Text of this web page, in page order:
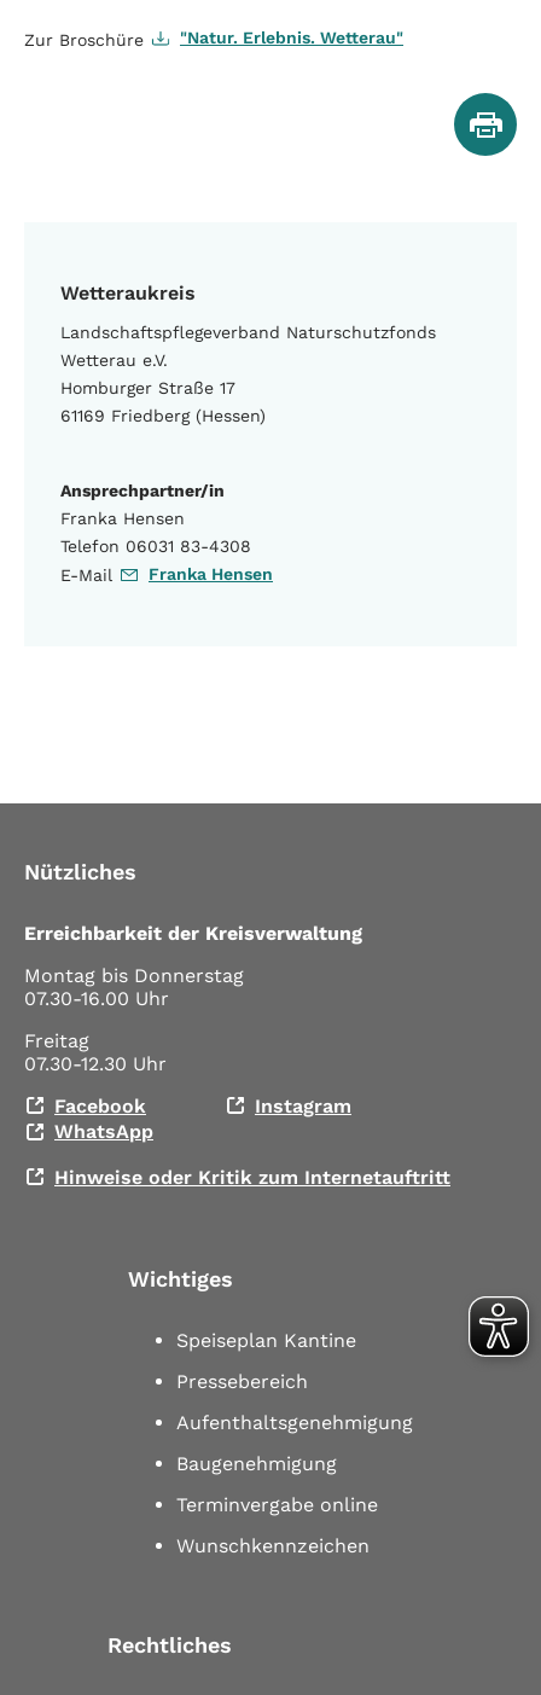
Wetteraukreis
Landschaftspflegeverband Naturschutzfonds
Wetterau e.V.
Homburger Straße 17
61169 Friedberg (Hessen)
Ansprechpartner/in
Franka Hensen
Telefon 06031 83-4308
E-Mail
Franka Hensen
Zur Broschüre "Natur. Erlebnis. Wetterau"
Nützliches
Erreichbarkeit der Kreisverwaltung
Montag bis Donnerstag
07.30-16.00 Uhr
Freitag
07.30-12.30 Uhr
Facebook
Instagram
WhatsApp
Hinweise oder Kritik zum Internetauftritt
Wichtiges
Speiseplan Kantine
Pressebereich
Aufenthaltsgenehmigung
Baugenehmigung
Terminvergabe online
Wunschkennzeichen
Rechtliches